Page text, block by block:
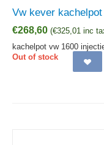
Vw kever
€268,60 (€325,01 inc
kachelpot vw 1600
Out of stock